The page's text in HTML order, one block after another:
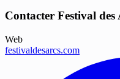
Contacter Festival des
Web
festivaldesarcs.com